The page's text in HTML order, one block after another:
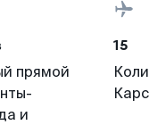
прямой
и
15